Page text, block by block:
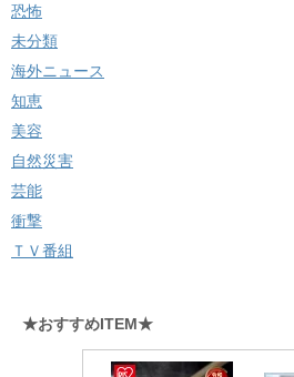
恐怖
未分類
海外ニュース
知恵
美容
自然災害
芸能
衝撃
ＴＶ番組
★おすすめITEM★